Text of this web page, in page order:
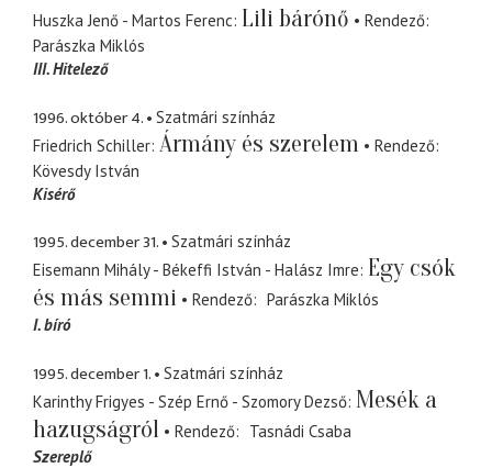
Huszka Jenő - Martos Ferenc Lili bárónő
Rendező
Parászka Miklós
III. Hitelező
1996. október 4.
Szatmári színház
Friedrich Schiller Ármány és szerelem
Rendező
Kövesdy István
Kisérő
1995. december 31.
Szatmári színház
Eisemann Mihály - Békeffi István - Halász Imre Egy csók
és más semmi
Rendező
Parászka Miklós
I. bíró
1995. december 1.
Szatmári színház
Karinthy Frigyes - Szép Ernő - Szomory Dezső Mesék a
hazugságról
Rendező
Tasnádi Csaba
Szereplő